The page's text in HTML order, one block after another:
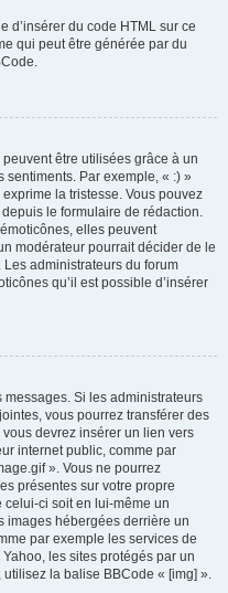
d’insérer du code HTML sur ce
qui peut être générée par du
être utilisées grâce à un
sentiments. Par exemple, « :) »
la tristesse. Vous pouvez
le formulaire de rédaction.
elles peuvent
modérateur pourrait décider de le
administrateurs du forum
qu’il est possible d’insérer
Si les administrateurs
vous pourrez transférer des
devrez insérer un lien vers
internet public, comme par
». Vous ne pourrez
présentes sur votre propre
ci soit en lui-même un
images hébergées derrière un
par exemple les services de
les sites protégés par un
la balise BBCode « [img] ».